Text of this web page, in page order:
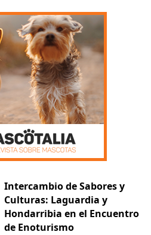
Intercambio de Sabores y
Culturas: Laguardia y
Hondarribia en el Encuentro
de Enoturismo